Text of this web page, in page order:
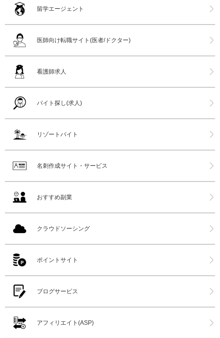
留学エージェント
医師向け転職サイト(医者/ドクター)
看護師求人
バイト探し(求人)
リゾートバイト
名刺作成サイト・サービス
おすすめ副業
クラウドソーシング
ポイントサイト
ブログサービス
アフィリエイト(ASP)